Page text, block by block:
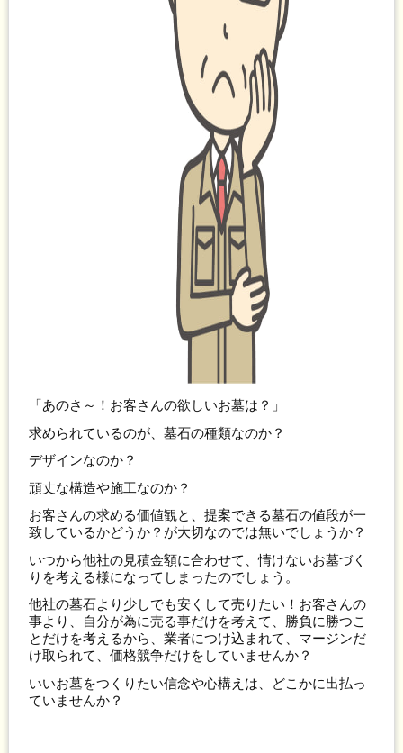
「あのさ～！お客さんの欲しいお墓は？」
求められているのが、墓石の種類なのか？
デザインなのか？
頑丈な構造や施工なのか？
お客さんの求める価値観と、提案できる墓石の値段が一
致しているかどうか？が大切なのでは無いでしょうか？
いつから他社の見積金額に合わせて、情けないお墓づく
りを考える様になってしまったのでしょう。
他社の墓石より少しでも安くして売りたい！お客さんの
事より、自分が為に売る事だけを考えて、勝負に勝つこ
とだけを考えるから、業者につけ込まれて、マージンだ
け取られて、価格競争だけをしていませんか？
いいお墓をつくりたい信念や心構えは、どこかに出払っ
ていませんか？